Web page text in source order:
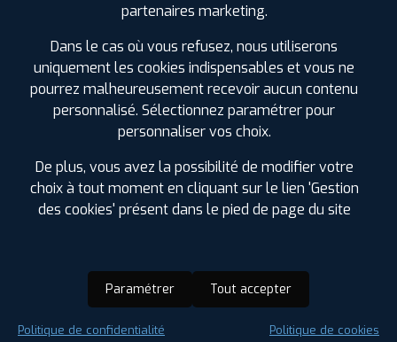
Saison :Hiver
partenaires marketing.
Dans le cas où vous refusez, nous utiliserons
uniquement les cookies indispensables et vous ne
pourrez malheureusement recevoir aucun contenu
personnalisé. Sélectionnez paramétrer pour
personnaliser vos choix.
De plus, vous avez la possibilité de modifier votre
choix à tout moment en cliquant sur le lien 'Gestion
des cookies' présent dans le pied de page du site
Paramétrer Tout accepter
Politique de confidentialité Politique de cookies